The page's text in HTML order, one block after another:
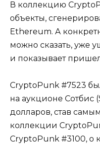
В коллекцию
объекты,
Ethereum. А
можно сказать, уже
и показывает
CryptoPunk #7523
на аукционе Сотбис
долларов, став
коллекции
CryptoPunk #3100, о